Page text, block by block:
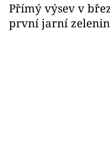
Přímý výsev v
první jarní